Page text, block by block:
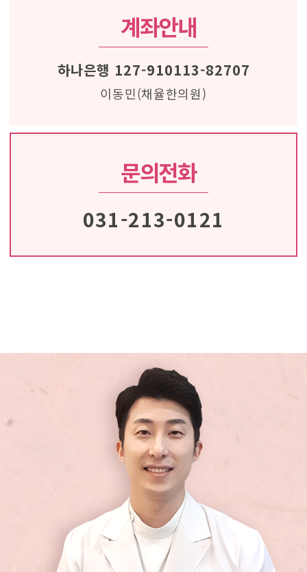
계좌안내
하나은행 127-910113-82707
이동민(채율한의원)
문의전화
031-213-0121